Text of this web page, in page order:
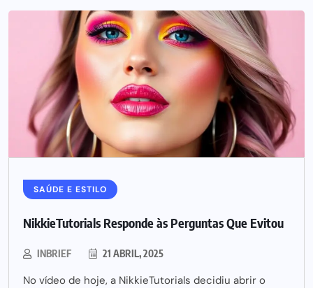
SAÚDE E ESTILO
NikkieTutorials Responde às Perguntas Que Evitou
INBRIEF 21 ABRIL, 2025
No vídeo de hoje, a NikkieTutorials decidiu abrir o